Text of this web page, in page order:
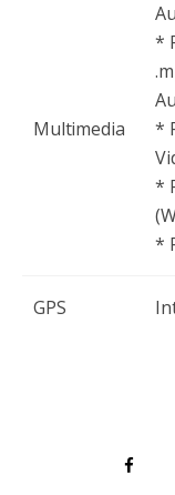
Multimedia
*
*
*
*
GPS